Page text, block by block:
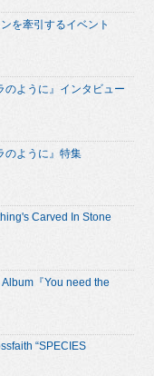
を牽引するイベント
のように』インタビュー
のように』特集
Carved In Stone
『You need the
“SPECIES